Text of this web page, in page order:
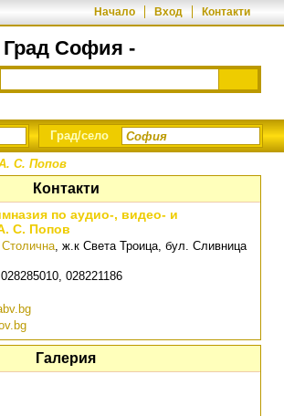
Град София -
Начало Вход Контакти
Град/село
С. Попов
Контакти
по аудио-, видео- и
С. Попов
, ж.к Света Троица, бул. Сливница
028221186
Галерия